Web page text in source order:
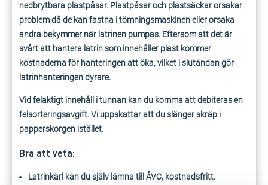
nedbrytbara plastpåsar. Plastpåsar och plastsäckar orsakar
problem då de kan fastna i tömningsmaskinen eller orsaka
andra bekymmer när latrinen pumpas. Eftersom att det är
svårt att hantera latrin som innehåller plast kommer
kostnaderna för hanteringen att öka, vilket i slutändan gör
latrinhanteringen dyrare.
Vid felaktigt innehåll i tunnan kan du komma att debiteras en
felsorteringsavgift. Vi uppskattar att du slänger skräp i
papperskorgen istället.
Bra att veta:
Latrinkärl kan du själv lämna till ÅVC, kostnadsfritt.